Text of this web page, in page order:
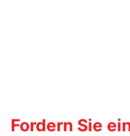
Fordern Sie